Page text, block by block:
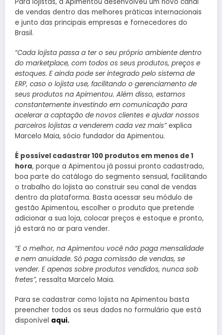
de vendas dentro das melhores práticas internacionais
e junto das principais empresas e fornecedores do
Brasil.
“Cada lojista passa a ter o seu próprio ambiente dentro
do marketplace, com todos os seus produtos, preços e
estoques. E ainda pode ser integrado pelo sistema de
ERP, caso o lojista use, facilitando o gerenciamento de
seus produtos na Apimentou. Além disso, estamos
constantemente investindo em comunicação para
acelerar a captação de novos clientes e ajudar nossos
parceiros lojistas a venderem cada vez mais”explica
Marcelo Maia, sócio fundador da Apimentou.
É possível cadastrar 100 produtos em menos de 1
hora, porque a Apimentou já possui pronto cadastrado,
boa parte do catálogo do segmento sensual, facilitando
o trabalho do lojista ao construir seu canal de vendas
dentro da plataforma. Basta acessar seu módulo de
gestão Apimentou, escolher o produto que pretende
adicionar a sua loja, colocar preços e estoque e pronto,
já estará no ar para vender.
“E o melhor, na Apimentou você não paga mensalidade
e nem anuidade. Só paga comissão de vendas, se
vender. E apenas sobre produtos vendidos, nunca sob
fretes”, ressalta Marcelo Maia.
Para se cadastrar como lojista na Apimentou basta
preencher todos os seus dados no formulário que está
disponível aqui.